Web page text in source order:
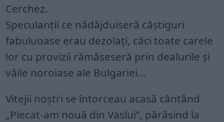
Cerchez.
Speculanții ce nădăjduiseră câștiguri
fabuluoase erau dezolați, căci toate carele
lor cu provizii rămăseseră prin dealurile și
văile noroiase ale Bulgariei…
Vitejii noștri se întorceau acasă cântând
„Plecat-am nouă din Vaslui”, părăsind la